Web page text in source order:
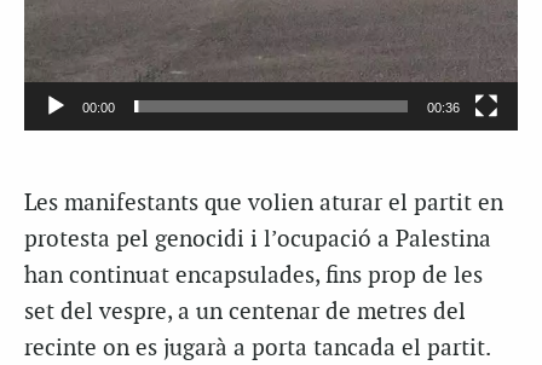
00:00 00:36
Les manifestants que volien aturar el partit en
protesta pel genocidi i l’ocupació a Palestina
han continuat encapsulades, fins prop de les
set del vespre, a un centenar de metres del
recinte on es jugarà a porta tancada el partit.